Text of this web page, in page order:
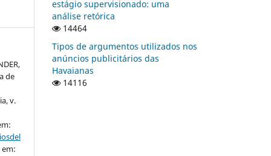
de
v.
em:
estágio supervisionado: uma
análise retórica
14464
Tipos de argumentos utilizados nos
anúncios publicitários das
Havaianas
14116